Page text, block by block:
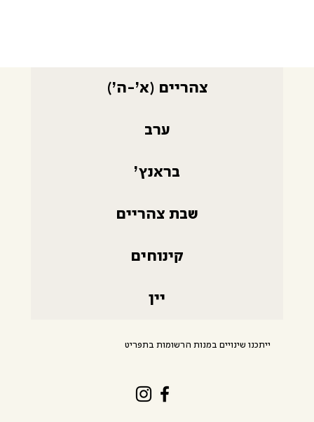
צהריים (א׳-ה׳)
ערב
בראנץ׳
שבת צהריים
קינוחים
יין
ייתכנו שינויים במנות הרשומות בתפריט